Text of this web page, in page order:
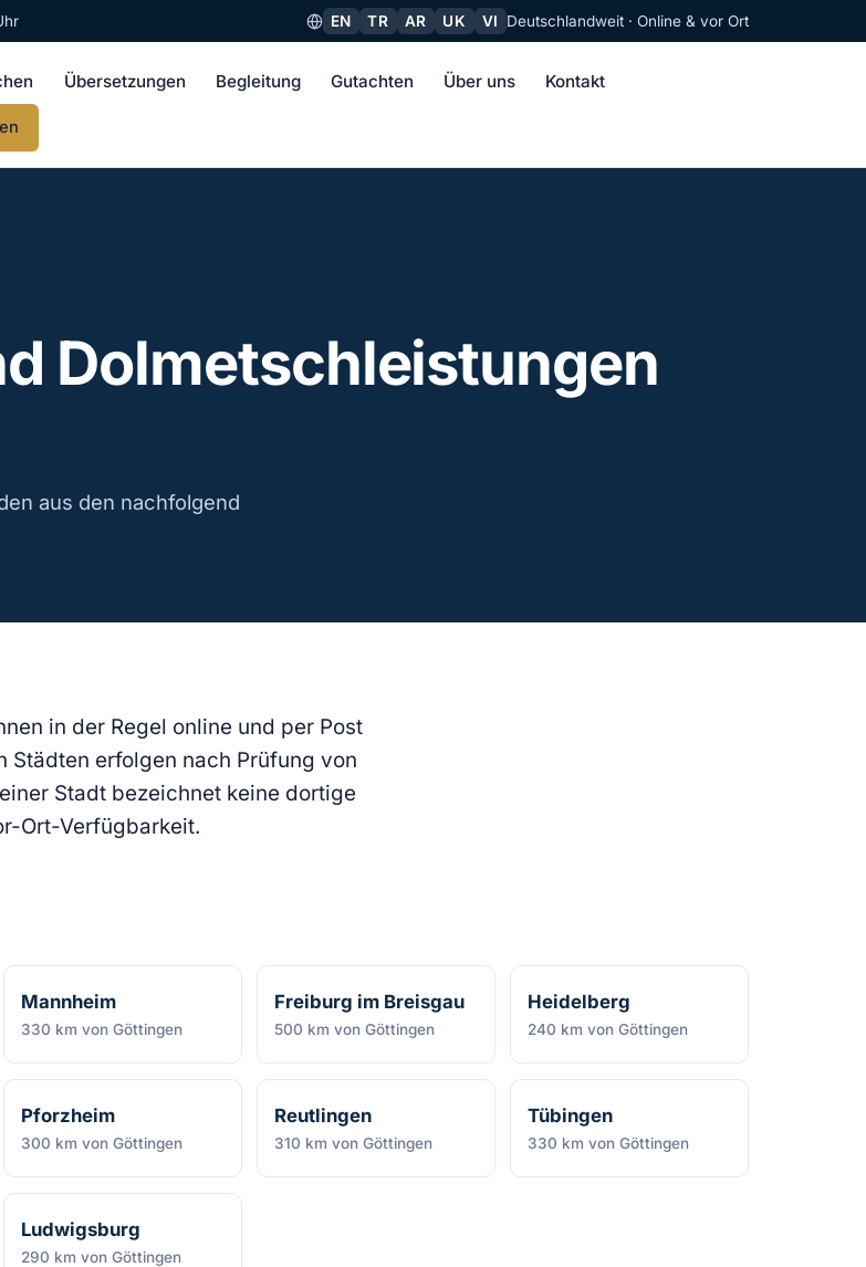
EN TR AR UK VI Deutschlandweit · Online & vor Ort
Übersetzungen Begleitung Gutachten Über uns Kontakt
Dolmetschleistungen
aus den nachfolgend
in der Regel online und per Post
erfolgen nach Prüfung von
Stadt bezeichnet keine dortige
Ort-Verfügbarkeit.
Mannheim
330 km von Göttingen
Freiburg im Breisgau
500 km von Göttingen
Heidelberg
240 km von Göttingen
Pforzheim
300 km von Göttingen
Reutlingen
310 km von Göttingen
Tübingen
330 km von Göttingen
Ludwigsburg
290 km von Göttingen